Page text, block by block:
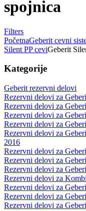
spojnica
Filters
PočetnaGeberit cevni
Silent PP ceviGeberit
Kategorije
Geberit rezervni delovi
Rezervni delovi za
Rezervni delovi za
Rezervni delovi za
Rezervni delovi za
Rezervni delovi za
2016
Rezervni delovi za
Rezervni delovi za
Rezervni delovi za
Rezervni delovi za
Rezervni delovi za
Rezervni delovi za
Rezervni delovi za